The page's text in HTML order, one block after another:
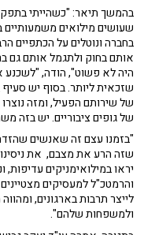
שעושים מילואים משמעותיים
בחברה ונוטלים על הכתפיים
אותם בחוק ולתגמל אותם גם
היה לא פשוט", הודה,
שזכאית ליותר. בסוף יש
של שירותם הפעיל, ומזה
של גופים ציבוריים. יש בזה
"בזמנו עצם זה שאנשים
שזה הרע את מצבם, את
יראו במילואימניקים עדיפות,
והרמטכ"ל למעסיקים
לייצר תרבות בארגונים,
ולמשפחות שלהם".